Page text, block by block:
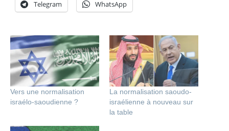
Telegram WhatsApp
Vers une normalisation
israélo-saoudienne ?
La normalisation saoudo-
israélienne à nouveau sur
la table